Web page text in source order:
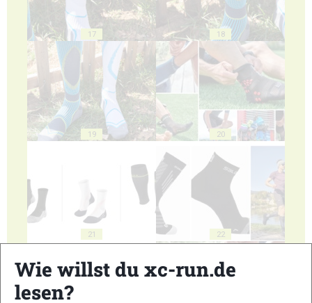
17 18
19 20
21 22
Wie willst du xc-run.de
lesen?